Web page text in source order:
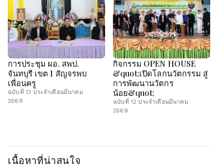
การประชุม ผอ. สพป.
จันทบุรี เขต 1 สัญจรพบ
เพื่อนครู
ฉบับที่ 13 ประจำเดือนมีนาคม
2569
กิจกรรม OPEN HOUSE
&quot;เปิดโลกนวัตกรรม สู่
การพัฒนานวัตกร
น้อย&quot;
ฉบับที่ 12 ประจำเดือนมีนาคม
2569
เนื้อหาที่น่าสนใจ